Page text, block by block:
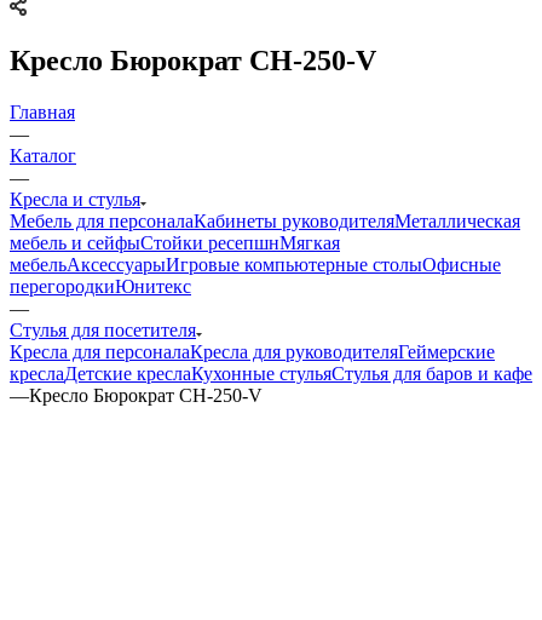
Кресло Бюрократ CH-250-V
Главная
—
Каталог
—
Кресла и стулья
Мебель для персоналаКабинеты руководителяМеталлическая
мебель и сейфыСтойки ресепшнМягкая
мебельАксессуарыИгровые компьютерные столыОфисные
перегородкиЮнитекс
—
Стулья для посетителя
Кресла для персоналаКресла для руководителяГеймерские
креслаДетские креслаКухонные стульяСтулья для баров и кафе
—Кресло Бюрократ CH-250-V